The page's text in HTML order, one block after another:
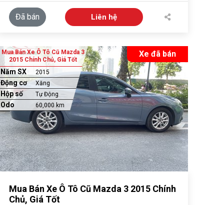
Đã bán Liên hệ
Xe đã bán
Mua Bán Xe Ô Tô Cũ Mazda 3
2015 Chính Chủ, Giá Tốt
Năm SX 2015
Động cơ Xăng
Hộp số Tự Động
Odo 60,000 km
Mua Bán Xe Ô Tô Cũ Mazda 3 2015 Chính
Chủ, Giá Tốt